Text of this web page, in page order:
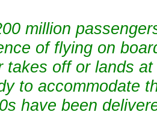
million
of flying on
takes off or lands
to accommodate
have been